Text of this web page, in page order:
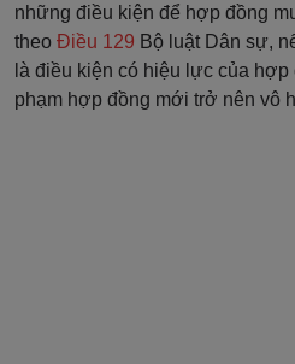
những điều kiện để hợp đồng
theo Điều 129 Bộ luật Dân sự,
là điều kiện có hiệu lực của hợp
phạm hợp đồng mới trở nên vô